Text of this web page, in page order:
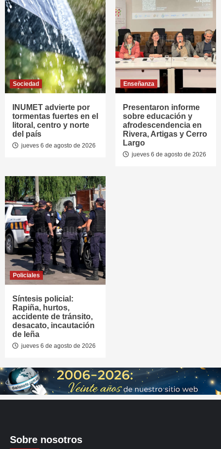
Sociedad
INUMET advierte por
tormentas fuertes en el
litoral, centro y norte
del país
jueves 6 de agosto de 2026
Enseñanza
Presentaron informe
sobre educación y
afrodescendencia en
Rivera, Artigas y Cerro
Largo
jueves 6 de agosto de 2026
Policiales
Síntesis policial:
Rapiña, hurtos,
accidente de tránsito,
desacato, incautación
de leña
jueves 6 de agosto de 2026
Sobre nosotros